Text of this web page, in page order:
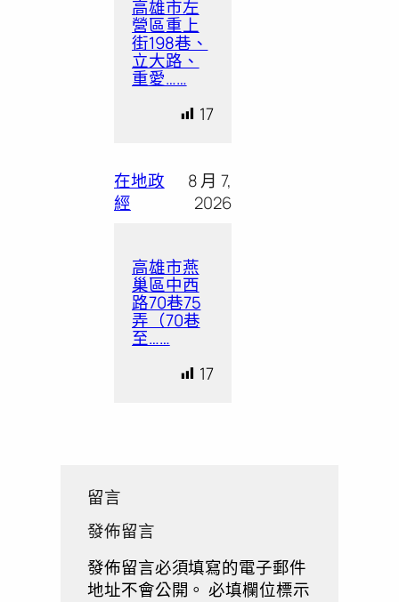
高雄市左
營區重上
街198巷、
立大路、
重愛……
17
在地政
經
8 月 7,
2026
高雄市燕
巢區中西
路70巷75
弄（70巷
至……
17
留言
發佈留言
發佈留言必須填寫的電子郵件
地址不會公開。 必填欄位標示